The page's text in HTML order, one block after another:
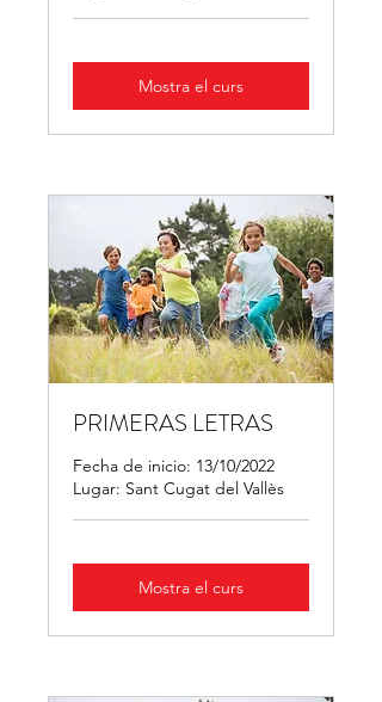
Mostra el curs
PRIMERAS LETRAS
Fecha de inicio: 13/10/2022
Lugar: Sant Cugat del Vallès
Mostra el curs